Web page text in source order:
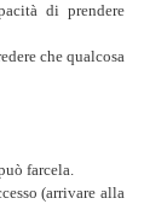
di prendere
che qualcosa
farcela.
(arrivare alla